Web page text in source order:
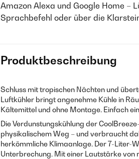
Amazon Alexa und Google Home –
Sprachbefehl oder über die
Produktbeschreibung
Schluss mit tropischen Nächten und
Luftkühler bringt angenehme Kühle in
Kältemittel und ohne Montage. Einfach
Die Verdunstungskühlung der
physikalischem Weg – und verbraucht
herkömmliche Klimaanlage. Der 7-Liter-
Unterbrechung. Mit einer Lautstärke